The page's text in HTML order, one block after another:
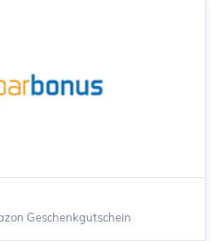
Geschenkgutschein